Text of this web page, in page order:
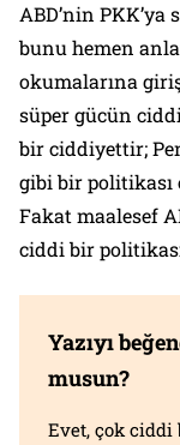
ABD’nin
bunu hemen
okumalarına
süper gücün
bir ciddiyettir;
gibi bir politikası
Fakat maalesef
ciddi bir
Yazıyı
musun?
Evet, çok ciddi